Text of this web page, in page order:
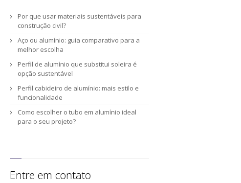
Por que usar materiais sustentáveis para
construção civil?
Aço ou alumínio: guia comparativo para a
melhor escolha
Perfil de alumínio que substitui soleira é
opção sustentável
Perfil cabideiro de alumínio: mais estilo e
funcionalidade
Como escolher o tubo em alumínio ideal
para o seu projeto?
Entre em contato